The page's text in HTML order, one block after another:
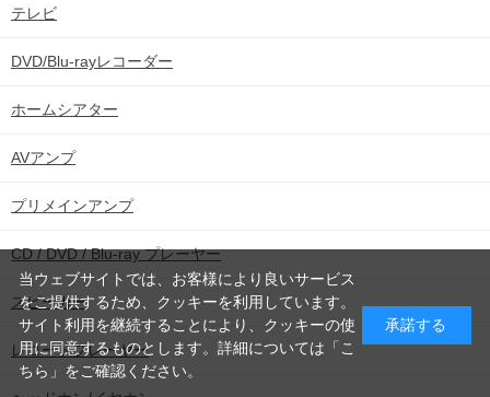
中
テレビ
DVD/Blu-rayレコーダー
ホームシアター
AVアンプ
プリメインアンプ
CD / DVD / Blu-ray プレーヤー
スピーカー
レコードプレーヤー
当ウェブサイトでは、お客様により良いサービス
をご提供するため、クッキーを利用しています。
サイト利用を継続することにより、クッキーの使
用に同意するものとします。詳細については「 こ
ちら 」をご確認ください。
承諾する